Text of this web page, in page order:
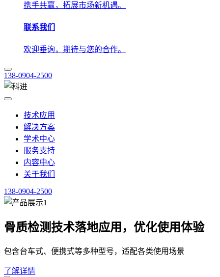
携手共赢，拓展市场新机遇。
联系我们
欢迎垂询，期待与您的合作。
138-0904-2500
技术应用
解决方案
学术中心
服务支持
内容中心
关于我们
138-0904-2500
骨质检测技术落地应用，优化使用体验
包含台车式、便携式等多种型号，适配各类使用场景
了解详情